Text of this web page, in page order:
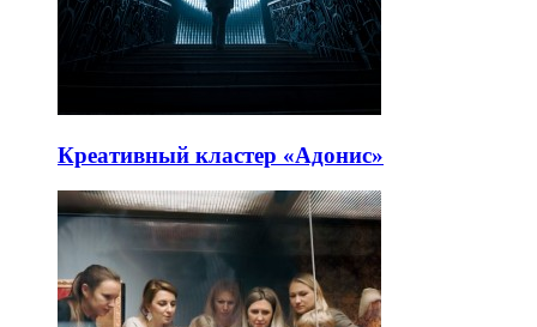
Креативный кластер «Адонис»